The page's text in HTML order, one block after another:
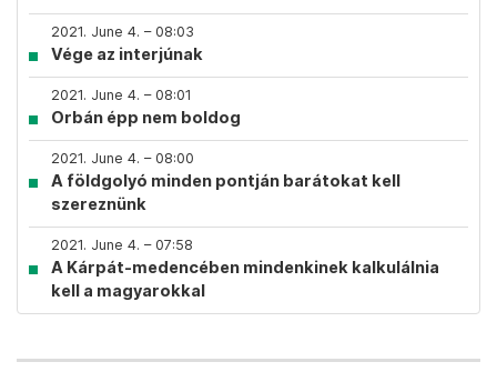
2021. June 4. – 08:03
Vége az interjúnak
2021. June 4. – 08:01
Orbán épp nem boldog
2021. June 4. – 08:00
A földgolyó minden pontján barátokat kell
szereznünk
2021. June 4. – 07:58
A Kárpát-medencében mindenkinek kalkulálnia
kell a magyarokkal